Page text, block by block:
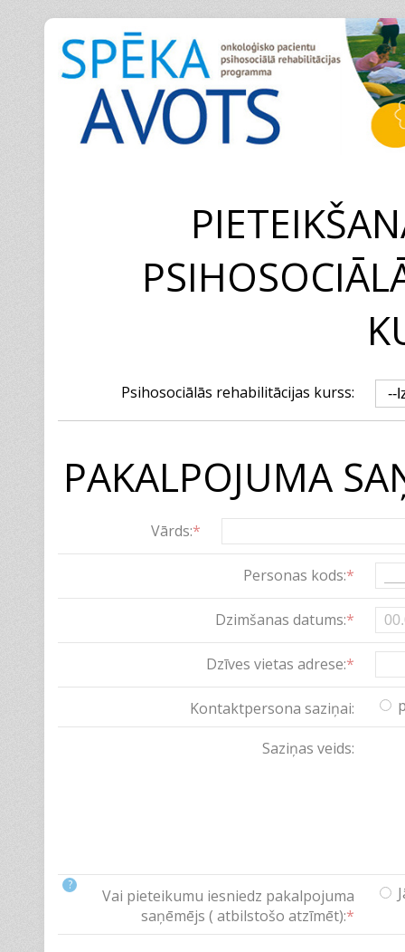
Psihosociālās rehabilitācijas kurss:
PAKALPOJUMA
Vārds:*
Personas kods:*
Dzimšanas datums:*
Dzīves vietas adrese:*
Kontaktpersona saziņai:
Saziņas veids:
?
Vai pieteikumu iesniedz pakalpojuma
saņēmējs ( atbilstošo atzīmēt):*